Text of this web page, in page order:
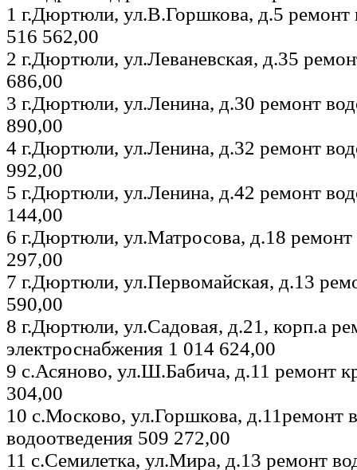
1 г.Дюртюли, ул.В.Горшкова, д.5 ремонт
516 562,00
2 г.Дюртюли, ул.Леваневская, д.35
686,00
3 г.Дюртюли, ул.Ленина, д.30 ремонт
890,00
4 г.Дюртюли, ул.Ленина, д.32 ремонт
992,00
5 г.Дюртюли, ул.Ленина, д.42 ремонт
144,00
6 г.Дюртюли, ул.Матросова, д.18
297,00
7 г.Дюртюли, ул.Первомайская, д.13
590,00
8 г.Дюртюли, ул.Садовая, д.21, корп.а
электроснабжения 1 014 624,00
9 с.Асяново, ул.Ш.Бабича, д.11 ремонт
304,00
10 с.Москово, ул.Горшкова, д.11ремонт
водоотведения 509 272,00
11 с.Семилетка, ул.Мира, д.13 ремонт